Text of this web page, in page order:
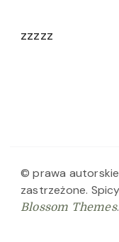
zzzzz
© prawa
zastrzeżone.
Blossom Themes